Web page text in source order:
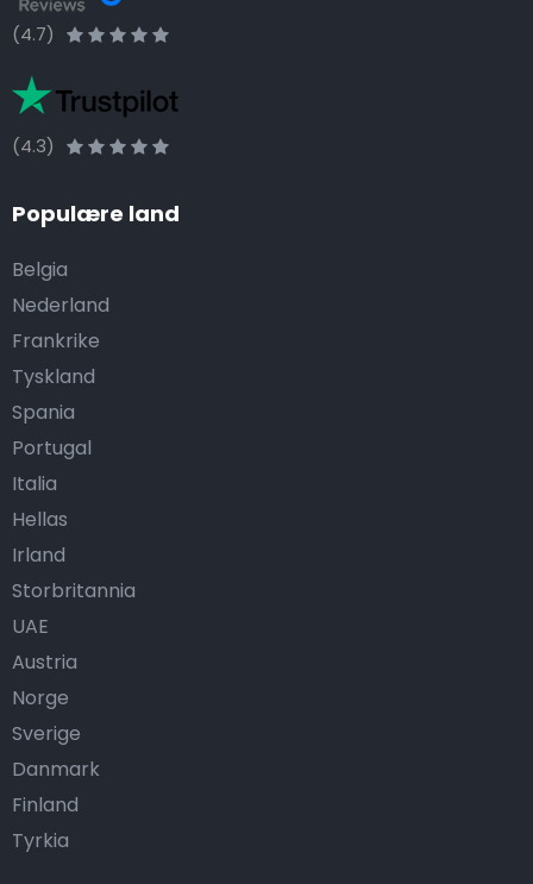
(4.7)
(4.3)
Populære land
Belgia
Nederland
Frankrike
Tyskland
Spania
Portugal
Italia
Hellas
Irland
Storbritannia
UAE
Austria
Norge
Sverige
Danmark
Finland
Tyrkia